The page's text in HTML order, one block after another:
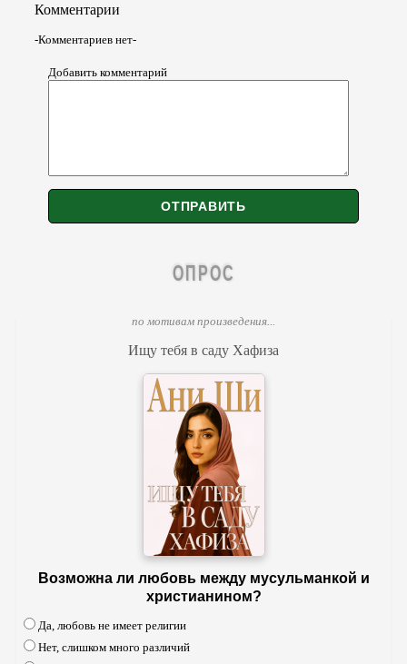
Комментарии
-Комментариев нет-
Добавить комментарий
ОПРОС
по мотивам произведения...
Ищу тебя в саду Хафиза
Возможна ли любовь между мусульманкой и
христианином?
Да, любовь не имеет религии
Нет, слишком много различий